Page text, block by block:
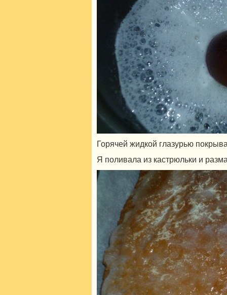
Горячей жидкой глазурью
Я поливала из кастрюльки и